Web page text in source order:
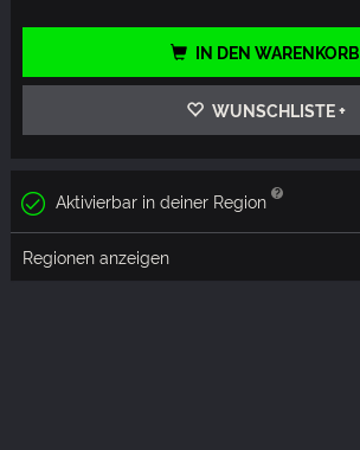
IN DEN WARENKORB
WUNSCHLISTE +
Aktivierbar in deiner Region
Regionen anzeigen